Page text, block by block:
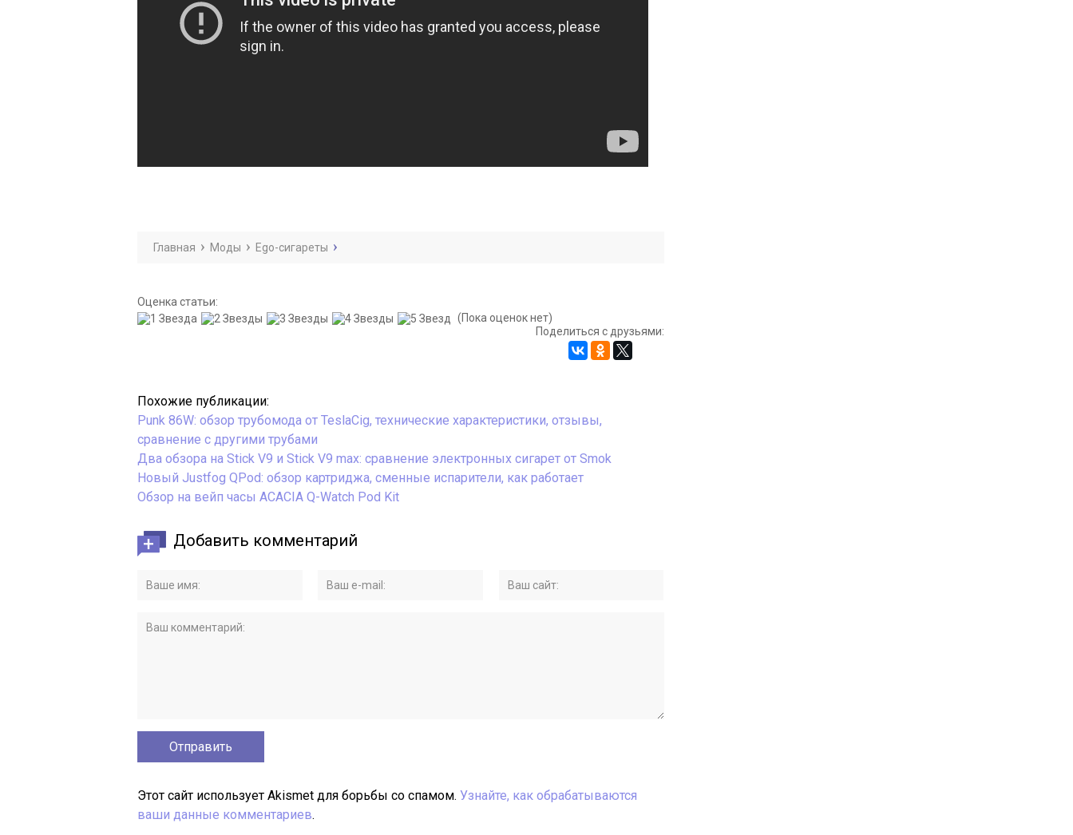
Главная Моды Ego-сигареты
Оценка статьи:
(Пока оценок нет)
Поделиться с друзьями:
Похожие публикации:
Punk 86W: обзор трубомода от TeslaCig, технические характеристики, отзывы,
сравнение с другими трубами
Два обзора на Stick V9 и Stick V9 max: сравнение электронных сигарет от Smok
Новый Justfog QPod: обзор картриджа, сменные испарители, как работает
Обзор на вейп часы ACACIA Q-Watch Pod Kit
Добавить комментарий
Этот сайт использует Akismet для борьбы со спамом. Узнайте, как обрабатываются
ваши данные комментариев.